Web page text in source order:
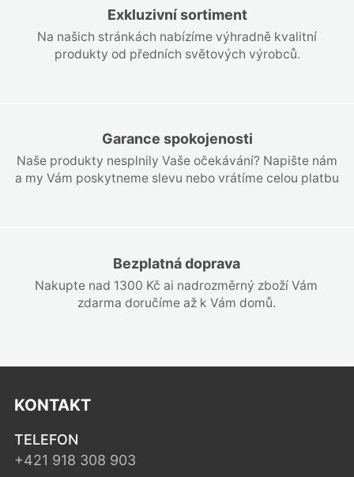
Exkluzivní sortiment
Na našich stránkách nabízíme výhradně kvalitní
produkty od předních světových výrobců.
Garance spokojenosti
Naše produkty nesplnily Vaše očekávání? Napište nám
a my Vám poskytneme slevu nebo vrátíme celou platbu
Bezplatná doprava
Nakupte nad 1300 Kč ai nadrozměrný zboží Vám
zdarma doručíme až k Vám domů.
KONTAKT
TELEFON
+421 918 308 903